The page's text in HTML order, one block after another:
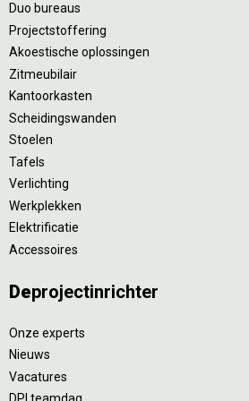
Duo bureaus
Projectstoffering
Akoestische oplossingen
Zitmeubilair
Kantoorkasten
Scheidingswanden
Stoelen
Tafels
Verlichting
Werkplekken
Elektrificatie
Accessoires
Deprojectinrichter
Onze experts
Nieuws
Vacatures